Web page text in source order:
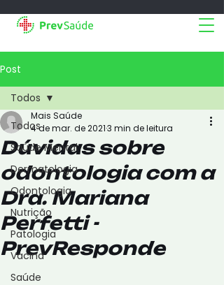
Post
Todos
Saúde Mental
Dermatologia
Odontologia
Nutrição
Patologia
Vacina
Saúde
Todos
Dúvidas sobre
odontologia com a
Dra. Mariana
Perfetti -
PrevResponde
Mais Saúde
4 de mar. de 20213 min de leitura